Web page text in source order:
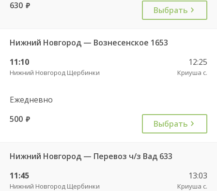
630 руб. Выбрать
Нижний Новгород — Вознесенское 1653
11:10
Нижний Новгород Щербинки
12:25
Криуша с.
Ежедневно
500 руб. Выбрать
Нижний Новгород — Перевоз ч/з Вад 633
11:45
Нижний Новгород Щербинки
13:03
Криуша с.